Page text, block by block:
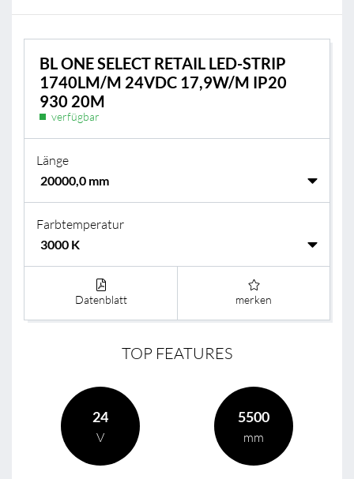
BL ONE SELECT RETAIL LED-STRIP
1740LM/M 24VDC 17,9W/M IP20
930 20M
verfügbar
Länge
Farbtemperatur
Datenblatt merken
TOP FEATURES
24
V
5500
mm